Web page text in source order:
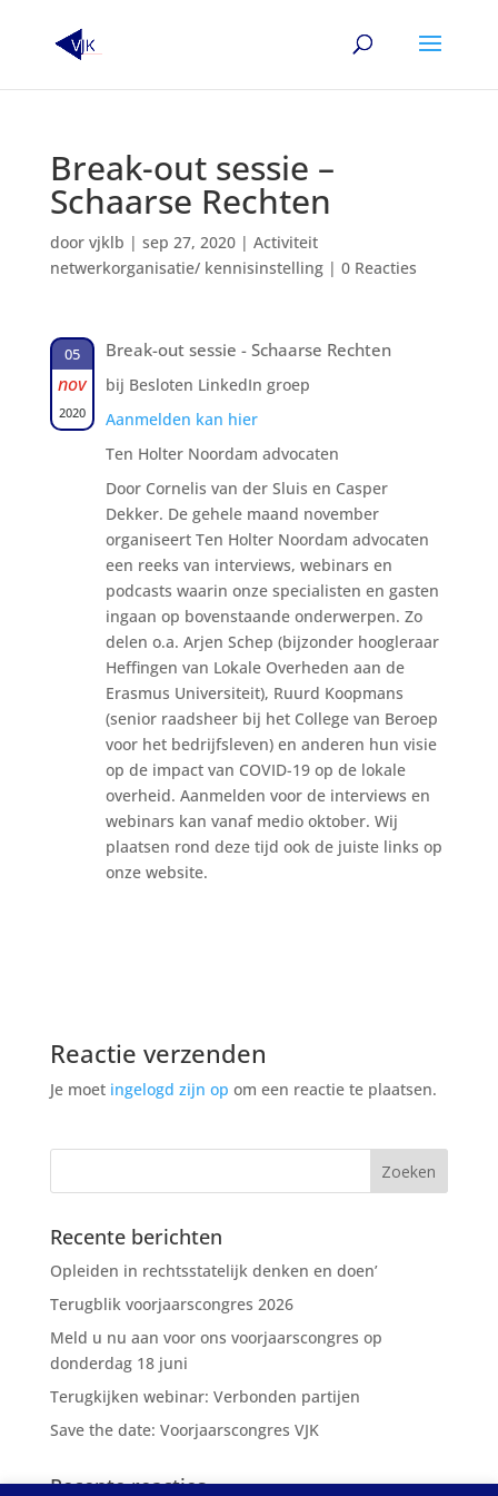
Break-out sessie –
Schaarse Rechten
door vjklb | sep 27, 2020| Activiteit
netwerkorganisatie/ kennisinstelling| 0 Reacties
05
nov
2020
Break-out sessie - Schaarse Rechten
bij Besloten LinkedIn groep
Aanmelden kan hier
Ten Holter Noordam advocaten
Door Cornelis van der Sluis en Casper
Dekker. De gehele maand november
organiseert Ten Holter Noordam advocaten
een reeks van interviews, webinars en
podcasts waarin onze specialisten en gasten
ingaan op bovenstaande onderwerpen. Zo
delen o.a. Arjen Schep (bijzonder hoogleraar
Heffingen van Lokale Overheden aan de
Erasmus Universiteit), Ruurd Koopmans
(senior raadsheer bij het College van Beroep
voor het bedrijfsleven) en anderen hun visie
op de impact van COVID-19 op de lokale
overheid. Aanmelden voor de interviews en
webinars kan vanaf medio oktober. Wij
plaatsen rond deze tijd ook de juiste links op
onze website.
Reactie verzenden
Je moet ingelogd zijn op om een reactie te plaatsen.
Recente berichten
Opleiden in rechtsstatelijk denken en doen’
Terugblik voorjaarscongres 2026
Meld u nu aan voor ons voorjaarscongres op
donderdag 18 juni
Terugkijken webinar: Verbonden partijen
Save the date: Voorjaarscongres VJK
Recente reacties